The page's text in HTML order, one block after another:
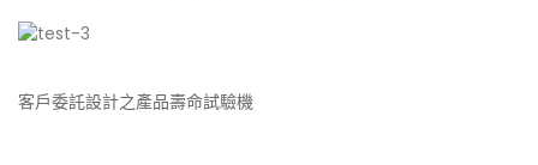
客戶委託設計之產品壽命試驗機